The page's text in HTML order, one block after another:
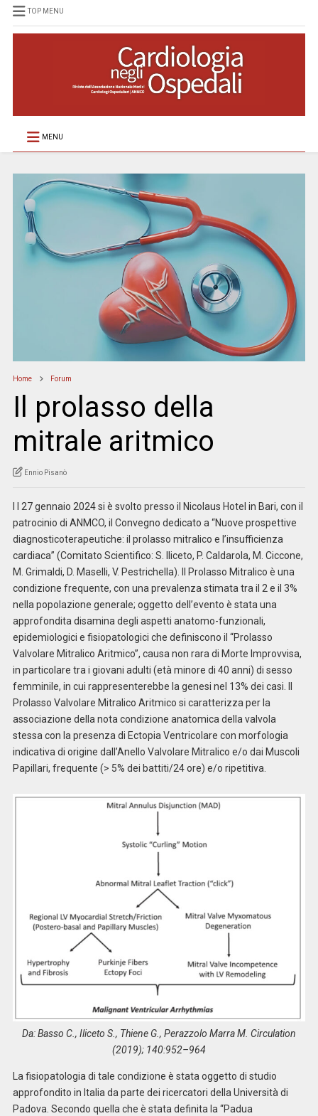
TOP MENU
MENU
Home Forum
Il prolasso della
mitrale aritmico
Ennio Pisanò
I l 27 gennaio 2024 si è svolto presso il Nicolaus Hotel in Bari, con il
patrocinio di ANMCO, il Convegno dedicato a “Nuove prospettive
diagnosticoterapeutiche: il prolasso mitralico e l’insufficienza
cardiaca” (Comitato Scientifico: S. Iliceto, P. Caldarola, M. Ciccone,
M. Grimaldi, D. Maselli, V. Pestrichella). Il Prolasso Mitralico è una
condizione frequente, con una prevalenza stimata tra il 2 e il 3%
nella popolazione generale; oggetto dell’evento è stata una
approfondita disamina degli aspetti anatomo-funzionali,
epidemiologici e fisiopatologici che definiscono il “Prolasso
Valvolare Mitralico Aritmico”, causa non rara di Morte Improvvisa,
in particolare tra i giovani adulti (età minore di 40 anni) di sesso
femminile, in cui rappresenterebbe la genesi nel 13% dei casi. Il
Prolasso Valvolare Mitralico Aritmico si caratterizza per la
associazione della nota condizione anatomica della valvola
stessa con la presenza di Ectopia Ventricolare con morfologia
indicativa di origine dall’Anello Valvolare Mitralico e/o dai Muscoli
Papillari, frequente (> 5% dei battiti/24 ore) e/o ripetitiva.
Da: Basso C., Iliceto S., Thiene G., Perazzolo Marra M. Circulation
(2019); 140:952–964
La fisiopatologia di tale condizione è stata oggetto di studio
approfondito in Italia da parte dei ricercatori della Università di
Padova. Secondo quella che è stata definita la “Padua